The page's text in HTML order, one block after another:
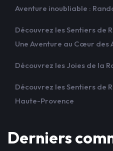
Aventure inoubliable :
Découvrez les Sentiers de
Une Aventure au Cœur des
Découvrez les Joies de la
Découvrez les Sentiers de
Haute-Provence
Derniers